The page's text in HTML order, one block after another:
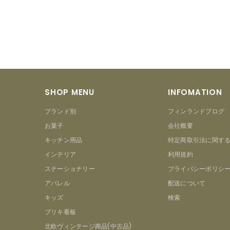
SHOP MENU
ブランド別
お菓子
キッチン用品
インテリア
ステーショナリー
アパレル
キッズ
ブリキ看板
北欧ヴィンテージ商品(中古品)
INFOMATION
フィンランドブログ
会社概要
特定商取引法に関す
利用規約
プライバシーポリシ
配送について
検索